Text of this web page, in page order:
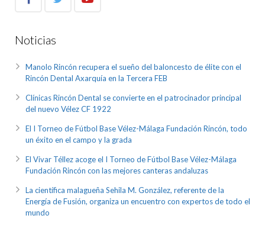
Noticias
Manolo Rincón recupera el sueño del baloncesto de élite con el
Rincón Dental Axarquía en la Tercera FEB
Clínicas Rincón Dental se convierte en el patrocinador principal
del nuevo Vélez CF 1922
El I Torneo de Fútbol Base Vélez-Málaga Fundación Rincón, todo
un éxito en el campo y la grada
El Vivar Téllez acoge el I Torneo de Fútbol Base Vélez-Málaga
Fundación Rincón con las mejores canteras andaluzas
La científica malagueña Sehila M. González, referente de la
Energía de Fusión, organiza un encuentro con expertos de todo el
mundo